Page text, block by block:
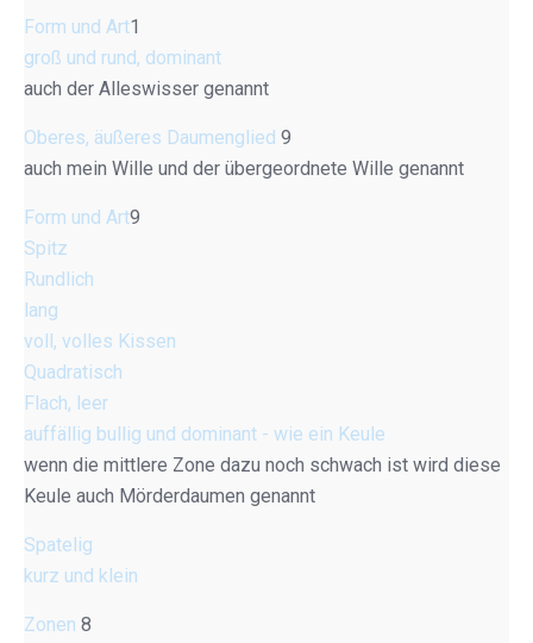
Form und Art1
groß und rund, dominant
auch der Alleswisser genannt
Oberes, äußeres Daumenglied 9
auch mein Wille und der übergeordnete Wille genannt
Form und Art9
Spitz
Rundlich
lang
voll, volles Kissen
Quadratisch
Flach, leer
auffällig bullig und dominant - wie ein Keule
wenn die mittlere Zone dazu noch schwach ist wird diese
Keule auch Mörderdaumen genannt
Spatelig
kurz und klein
Zonen 8